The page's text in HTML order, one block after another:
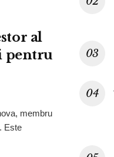
al
pentru
membru
Este